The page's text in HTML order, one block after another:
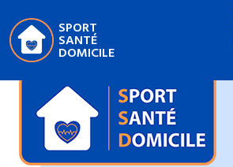
SPORT
SANTÉ
DOMICILE